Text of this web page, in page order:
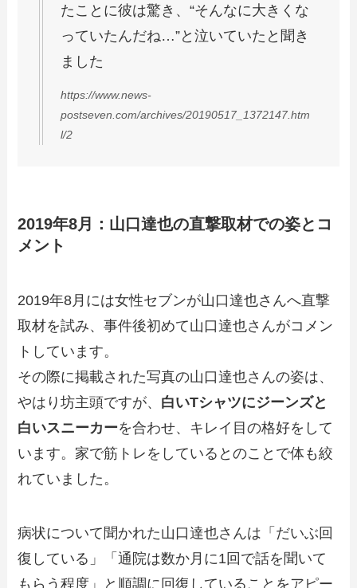
たことに彼は驚き、“そんなに大きくな
っていたんだね…”と泣いていたと聞き
ました
https://www.news-
postseven.com/archives/20190517_1372147.htm
l/2
2019年8月：山口達也の直撃取材での姿とコ
メント
2019年8月には女性セブンが山口達也さんへ直撃
取材を試み、事件後初めて山口達也さんがコメン
トしています。
その際に掲載された写真の山口達也さんの姿は、
やはり坊主頭ですが、 白いTシャツにジーンズと
白いスニーカーを合わせ、キレイ目の格好をして
います。家で筋トレをしているとのことで体も絞
れていました。
病状について聞かれた山口達也さんは「だいぶ回
復している」「通院は数か月に1回で話を聞いて
もらう程度」と順調に回復していることをアピー